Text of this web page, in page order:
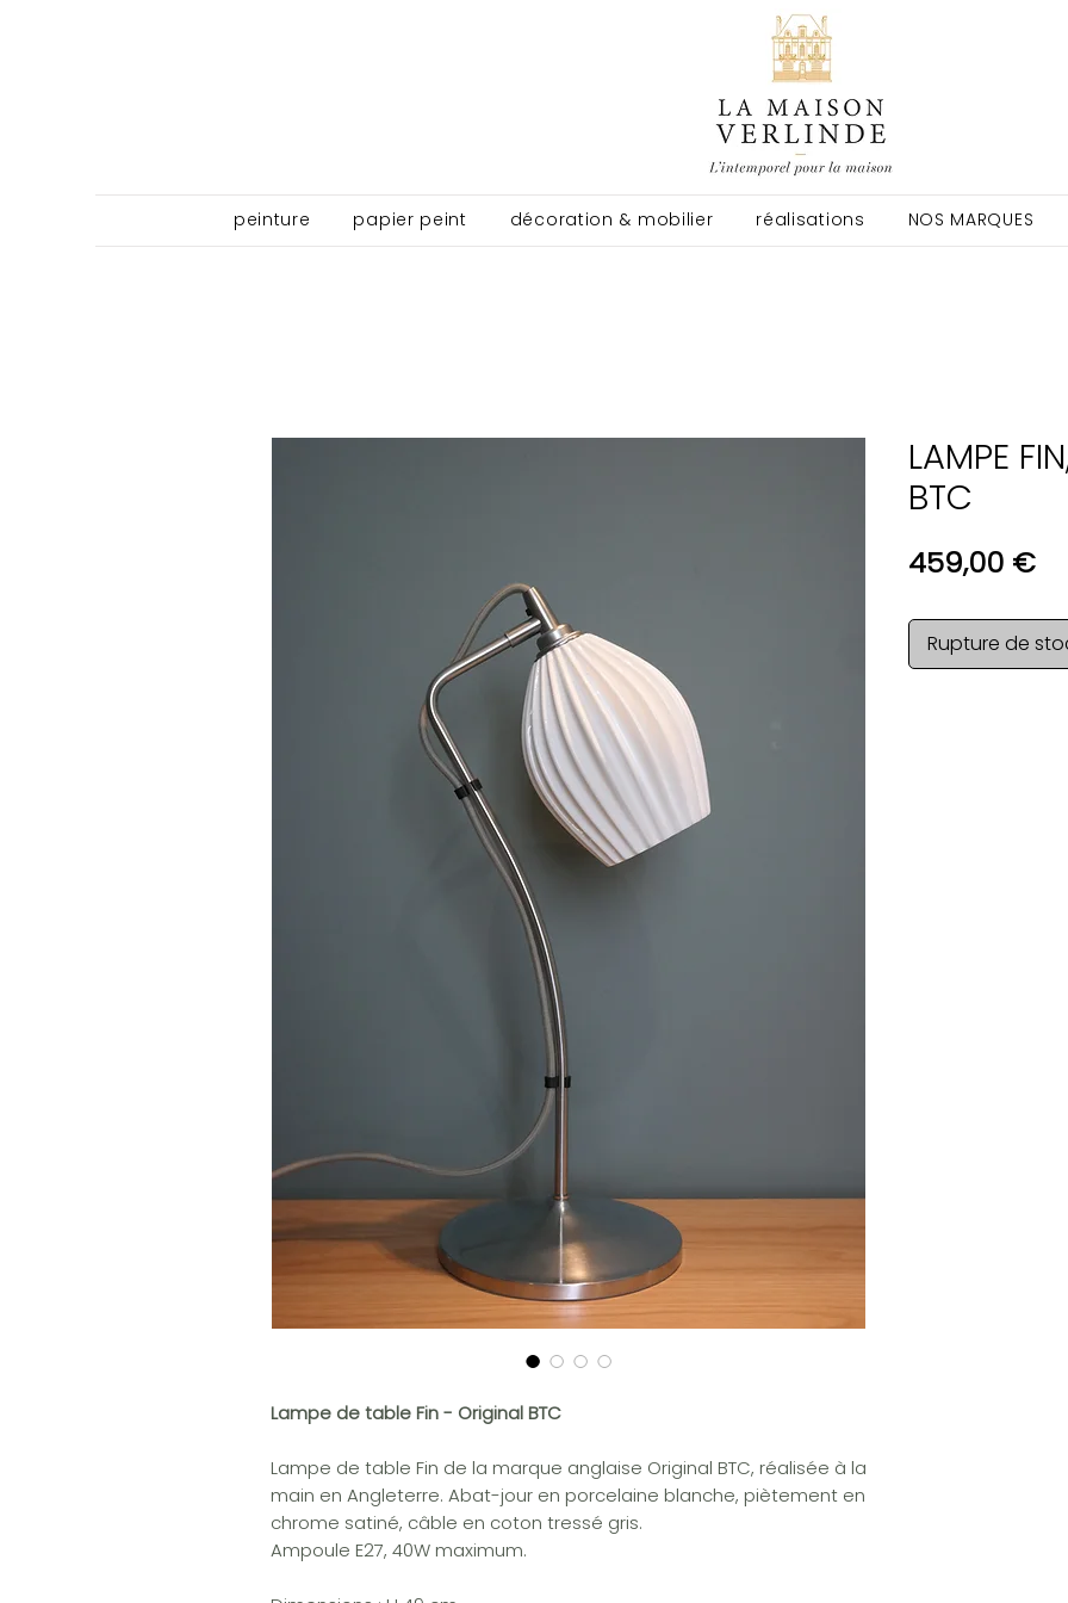
peinture papier peint décoration & mobilier réalisations NOS MARQUES
Lampe de table Fin - Original BTC
Lampe de table Fin de la marque anglaise Original BTC, réalisée à la
main en Angleterre. Abat-jour en porcelaine blanche, piètement en
chrome satiné, câble en coton tressé gris.
Ampoule E27, 40W maximum.
LAMPE
BTC
459,00 €Prix
Rupture de